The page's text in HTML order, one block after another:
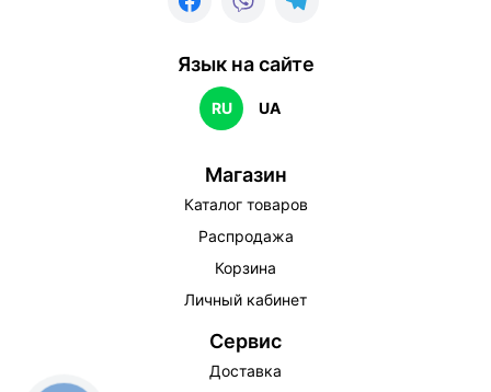
Язык на сайте
RU UA
Магазин
Каталог товаров
Распродажа
Корзина
Личный кабинет
Сервис
Доставка